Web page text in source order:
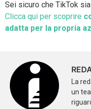
Sei sicuro che TikTok
Clicca qui per scoprire
adatta per la propria
La
un